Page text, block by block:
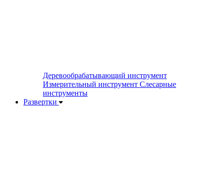
Деревообрабатывающий инструмент
Измерительный инструмент Слесарные
инструменты
Развертки